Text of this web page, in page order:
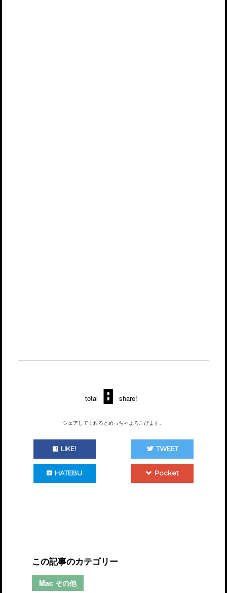
total 0 share!
シェアしてくれるとめっちゃよろこびます。
LIKE! TWEET
HATEBU Pocket
この記事のカテゴリー
Mac その他